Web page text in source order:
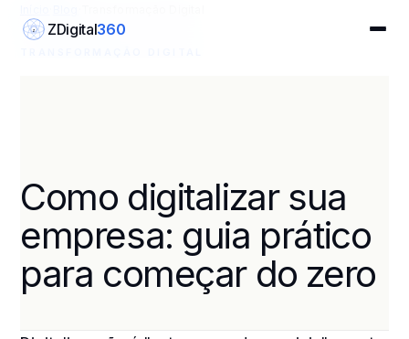
Z ZDigital360
Como digitalizar sua
empresa: guia prático
para começar do zero